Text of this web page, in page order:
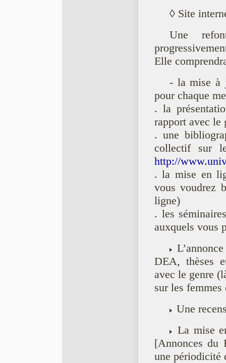
◊ Site
Une
Elle
- la mise à
pour chaque
. la
rapport avec le
. une
collectif sur
http://
. la mise en
vous voudrez
ligne)
. les
auxquels vous
DEA, thèses
avec le genre
sur les femmes
Une
La mise
[Annonces du
une périodicité